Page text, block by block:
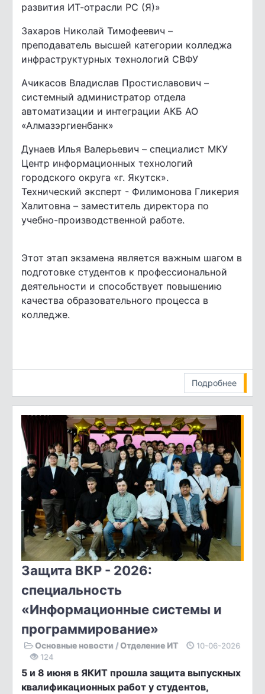
развития ИТ-отрасли РС (Я)»
Захаров Николай Тимофеевич –
преподаватель высшей категории колледжа
инфраструктурных технологий СВФУ
Ачикасов Владислав Простиславович –
системный администратор отдела
автоматизации и интеграции АКБ АО
«Алмазэргиенбанк»
Дунаев Илья Валерьевич – специалист МКУ
Центр информационных технологий
городского округа «г. Якутск».
Технический эксперт - Филимонова Гликерия
Халитовна – заместитель директора по
учебно-производственной работе.
Этот этап экзамена является важным шагом в
подготовке студентов к профессиональной
деятельности и способствует повышению
качества образовательного процесса в
колледже.
Подробнее
Защита ВКР - 2026:
специальность
«Информационные системы и
программирование»
Основные новости / Отделение ИТ
10-06-2026
124
5 и 8 июня в ЯКИТ прошла защита выпускных
квалификационных работ у студентов,